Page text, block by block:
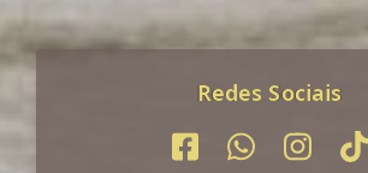
Redes Sociais